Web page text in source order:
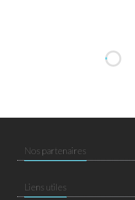
Nos partenaires
Liens utiles